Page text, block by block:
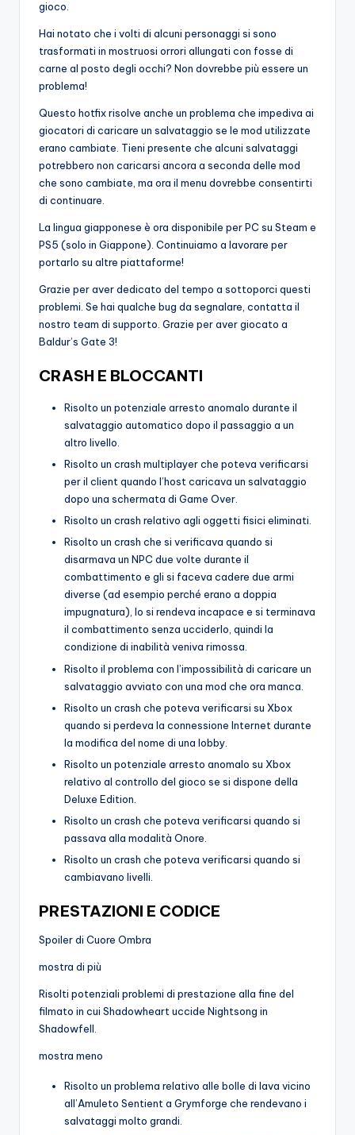
gioco.
Hai notato che i volti di alcuni personaggi si sono
trasformati in mostruosi orrori allungati con fosse di
carne al posto degli occhi? Non dovrebbe più essere un
problema!
Questo hotfix risolve anche un problema che impediva ai
giocatori di caricare un salvataggio se le mod utilizzate
erano cambiate. Tieni presente che alcuni salvataggi
potrebbero non caricarsi ancora a seconda delle mod
che sono cambiate, ma ora il menu dovrebbe consentirti
di continuare.
La lingua giapponese è ora disponibile per PC su Steam e
PS5 (solo in Giappone). Continuiamo a lavorare per
portarlo su altre piattaforme!
Grazie per aver dedicato del tempo a sottoporci questi
problemi. Se hai qualche bug da segnalare, contatta il
nostro team di supporto. Grazie per aver giocato a
Baldur’s Gate 3!
CRASH E BLOCCANTI
Risolto un potenziale arresto anomalo durante il
salvataggio automatico dopo il passaggio a un
altro livello.
Risolto un crash multiplayer che poteva verificarsi
per il client quando l’host caricava un salvataggio
dopo una schermata di Game Over.
Risolto un crash relativo agli oggetti fisici eliminati.
Risolto un crash che si verificava quando si
disarmava un NPC due volte durante il
combattimento e gli si faceva cadere due armi
diverse (ad esempio perché erano a doppia
impugnatura), lo si rendeva incapace e si terminava
il combattimento senza ucciderlo, quindi la
condizione di inabilità veniva rimossa.
Risolto il problema con l’impossibilità di caricare un
salvataggio avviato con una mod che ora manca.
Risolto un crash che poteva verificarsi su Xbox
quando si perdeva la connessione Internet durante
la modifica del nome di una lobby.
Risolto un potenziale arresto anomalo su Xbox
relativo al controllo del gioco se si dispone della
Deluxe Edition.
Risolto un crash che poteva verificarsi quando si
passava alla modalità Onore.
Risolto un crash che poteva verificarsi quando si
cambiavano livelli.
PRESTAZIONI E CODICE
Spoiler di Cuore Ombra
mostra di più
Risolti potenziali problemi di prestazione alla fine del
filmato in cui Shadowheart uccide Nightsong in
Shadowfell.
mostra meno
Risolto un problema relativo alle bolle di lava vicino
all’Amuleto Sentient a Grymforge che rendevano i
salvataggi molto grandi.